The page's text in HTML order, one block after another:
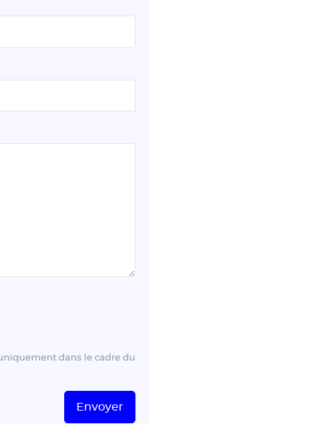
dans le cadre du
Envoyer